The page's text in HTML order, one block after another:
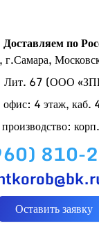
Доставляем по
Лит. 67 (ООО
офис: 4 этаж, каб.
производство:
810-
Оставить заявку